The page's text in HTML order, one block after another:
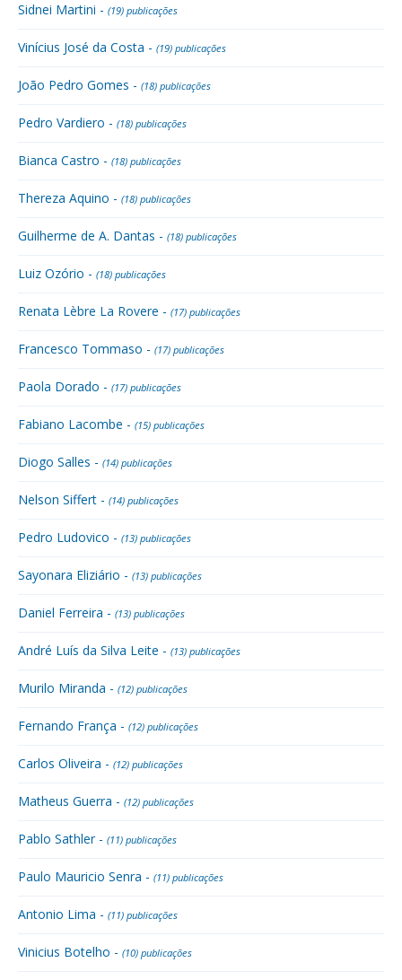
Sidnei Martini - (19) publicações
Vinícius José da Costa - (19) publicações
João Pedro Gomes - (18) publicações
Pedro Vardiero - (18) publicações
Bianca Castro - (18) publicações
Thereza Aquino - (18) publicações
Guilherme de A. Dantas - (18) publicações
Luiz Ozório - (18) publicações
Renata Lèbre La Rovere - (17) publicações
Francesco Tommaso - (17) publicações
Paola Dorado - (17) publicações
Fabiano Lacombe - (15) publicações
Diogo Salles - (14) publicações
Nelson Siffert - (14) publicações
Pedro Ludovico - (13) publicações
Sayonara Eliziário - (13) publicações
Daniel Ferreira - (13) publicações
André Luís da Silva Leite - (13) publicações
Murilo Miranda - (12) publicações
Fernando França - (12) publicações
Carlos Oliveira - (12) publicações
Matheus Guerra - (12) publicações
Pablo Sathler - (11) publicações
Paulo Mauricio Senra - (11) publicações
Antonio Lima - (11) publicações
Vinicius Botelho - (10) publicações